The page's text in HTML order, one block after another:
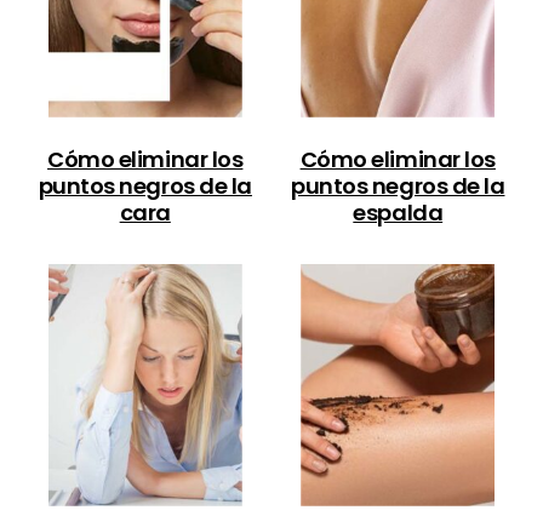
Cómo eliminar los
puntos negros de la
cara
Cómo eliminar los
puntos negros de la
espalda